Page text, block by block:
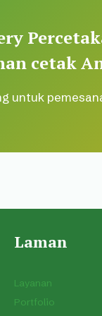
cetak
untuk
Laman
Layanan
Portfolio